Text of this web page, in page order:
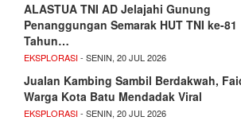
ALASTUA TNI AD Jelajahi Gunung
Penanggungan Semarak HUT TNI ke-81
Tahun…
EKSPLORASI- SENIN, 20 JUL 2026
Jualan Kambing Sambil Berdakwah,
Warga Kota Batu Mendadak Viral
EKSPLORASI- SENIN, 20 JUL 2026